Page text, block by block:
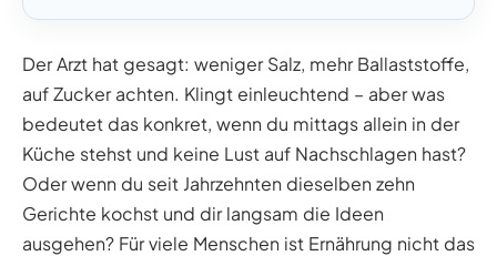
Der Arzt hat gesagt: weniger Salz, mehr Ballaststoffe,
auf Zucker achten. Klingt einleuchtend – aber was
bedeutet das konkret, wenn du mittags allein in der
Küche stehst und keine Lust auf Nachschlagen hast?
Oder wenn du seit Jahrzehnten dieselben zehn
Gerichte kochst und dir langsam die Ideen
ausgehen? Für viele Menschen ist Ernährung nicht das